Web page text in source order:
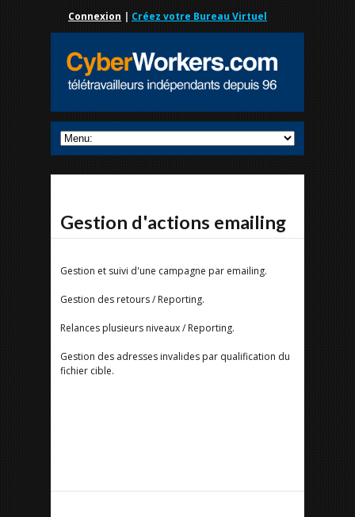
Connexion | Créez votre Bureau Virtuel
Gestion d'actions emailing
Gestion et suivi d'une campagne par emailing.
Gestion des retours / Reporting.
Relances plusieurs niveaux / Reporting.
Gestion des adresses invalides par qualification du
fichier cible.